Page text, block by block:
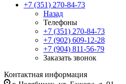
+7 (351) 270-84-73
Назад
Телефоны
+7 (351) 270-84-73
+7 (902) 609-12-28
+7 (904) 811-56-79
Заказать звонок
Контактная информация